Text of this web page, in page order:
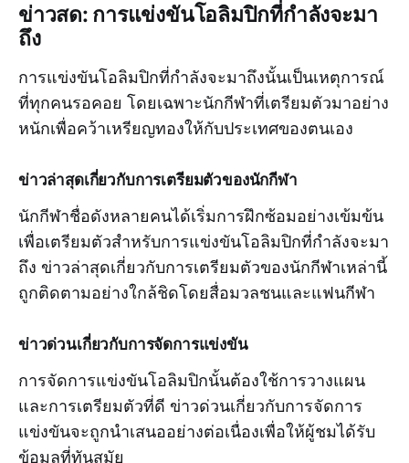
ข่าวสด: การแข่งขันโอลิมปิกที่กำลังจะมา
ถึง
การแข่งขันโอลิมปิกที่กำลังจะมาถึงนั้นเป็นเหตุการณ์
ที่ทุกคนรอคอย โดยเฉพาะนักกีฬาที่เตรียมตัวมาอย่าง
หนักเพื่อคว้าเหรียญทองให้กับประเทศของตนเอง
ข่าวล่าสุดเกี่ยวกับการเตรียมตัวของนักกีฬา
นักกีฬาชื่อดังหลายคนได้เริ่มการฝึกซ้อมอย่างเข้มข้น
เพื่อเตรียมตัวสำหรับการแข่งขันโอลิมปิกที่กำลังจะมา
ถึง ข่าวล่าสุดเกี่ยวกับการเตรียมตัวของนักกีฬาเหล่านี้
ถูกติดตามอย่างใกล้ชิดโดยสื่อมวลชนและแฟนกีฬา
ข่าวด่วนเกี่ยวกับการจัดการแข่งขัน
การจัดการแข่งขันโอลิมปิกนั้นต้องใช้การวางแผน
และการเตรียมตัวที่ดี ข่าวด่วนเกี่ยวกับการจัดการ
แข่งขันจะถูกนำเสนออย่างต่อเนื่องเพื่อให้ผู้ชมได้รับ
ข้อมูลที่ทันสมัย